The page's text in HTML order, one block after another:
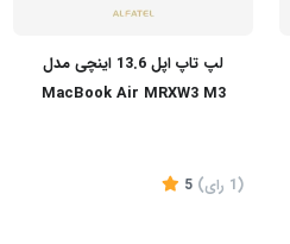
لپ تاپ اپل 13.6 اینچی مدل
MacBook Air MRXW3 M3
(1 رای)
5